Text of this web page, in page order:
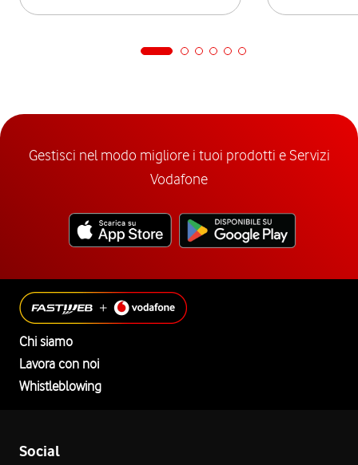
Gestisci nel modo migliore i tuoi prodotti e Servizi
Vodafone
Chi siamo
Lavora con noi
Whistleblowing
Social